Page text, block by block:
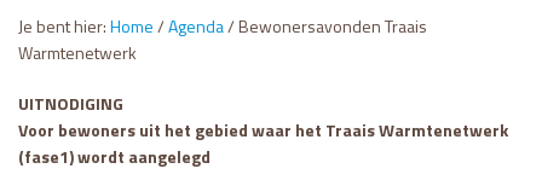
Je bent hier:Home/Agenda/Bewonersavonden Traais
Warmtenetwerk
UITNODIGING
Voor bewoners uit het gebied waar het Traais Warmtenetwerk
(fase1) wordt aangelegd